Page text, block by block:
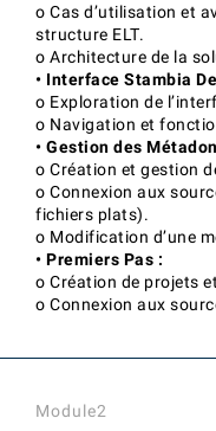
o Cas d’utilisation et
structure ELT.
o Architecture de la
• Interface Stambia
o Exploration de
o Navigation et
• Gestion des
o Création et gestion
o Connexion aux
fichiers plats).
o Modification d’une
• Premiers Pas :
o Création de projets
o Connexion aux
Module2